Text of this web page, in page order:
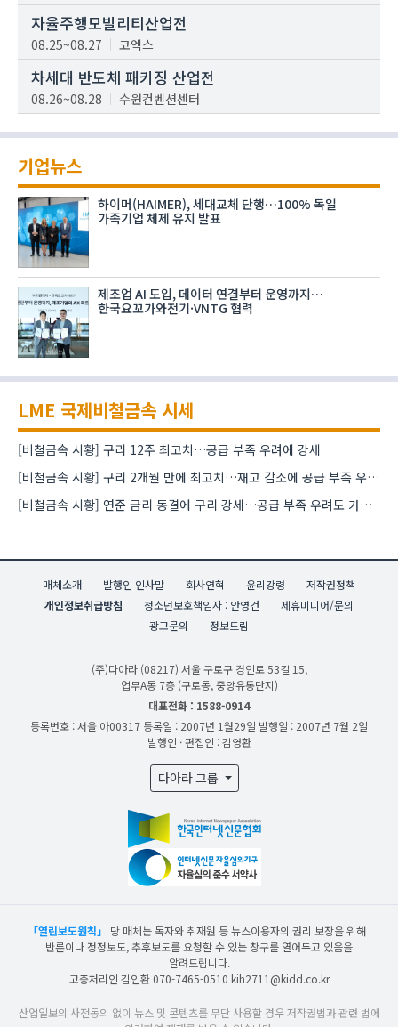
자율주행모빌리티산업전
08.25~08.27 코엑스
차세대 반도체 패키징 산업전
08.26~08.28 수원컨벤션센터
기업뉴스
하이머(HAIMER), 세대교체 단행…100% 독일
가족기업 체제 유지 발표
제조업 AI 도입, 데이터 연결부터 운영까지…
한국요꼬가와전기·VNTG 협력
LME 국제비철금속 시세
[비철금속 시황] 구리 12주 최고치…공급 부족 우려에 강세
[비철금속 시황] 구리 2개월 만에 최고치…재고 감소에 공급 부족 우려 확대
[비철금속 시황] 연준 금리 동결에 구리 강세…공급 부족 우려도 가격 지지
매체소개 발행인 인사말 회사연혁 윤리강령
저작권정책
개인정보취급방침
청소년보호책임자 : 안영건
제휴미디어/문의
광고문의
정보드림
(주)다아라 (08217) 서울 구로구 경인로 53길 15,
업무A동 7층 (구로동, 중앙유통단지)
대표전화 : 1588-0914
등록번호 : 서울 아00317 등록일 : 2007년 1월29일 발행일 : 2007년 7월 2일
발행인 · 편집인 : 김영환
다아라 그룹
「열린보도원칙」
당 매체는 독자와 취재원 등 뉴스이용자의 권리 보장을 위해
반론이나 정정보도, 추후보도를 요청할 수 있는 창구를 열어두고 있음을
알려드립니다.
고충처리인 김인환 070-7465-0510 kih2711@kidd.co.kr
산업일보의 사전동의 없이 뉴스 및 콘텐츠를 무단 사용할 경우 저작권법과 관련 법에